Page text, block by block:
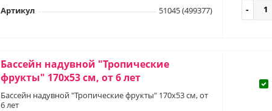
Артикул 51045 (499377)
Бассейн надувной "Тропические
фрукты" 170х53 см, от 6 лет
Бассейн надувной "Тропические фрукты" 170х53 см, от
6 лет